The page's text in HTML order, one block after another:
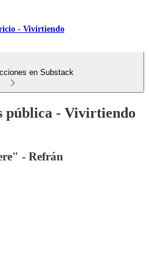
- Vivirtiendo
en Substack
pública - Vivirtiendo
- Refrán